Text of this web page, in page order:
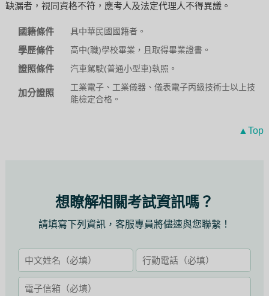
缺漏者，視同資格不符，應考人及法定代理人不得異議。
國籍條件 具中華民國國籍者。
學歷條件 高中(職)學校畢業，且取得畢業證書。
證照條件 汽車駕駛(普通小型車)執照。
加分證照
工業電子、工業儀器、儀表電子丙級技術士以上技
能檢定合格。
▲Top
想瞭解相關考試資訊嗎？
請填寫下列資訊，客服專員將儘速與您聯繫！